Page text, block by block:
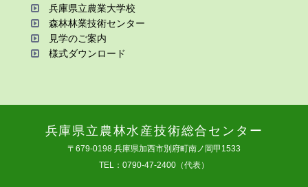
兵庫県⽴農業⼤学校
森林林業技術センター
⾒学のご案内
様式ダウンロード
兵庫県⽴農林⽔産技術総合センター
〒679-0198 兵庫県加⻄市別府町南ノ岡甲1533
TEL：0790-47-2400（代表）